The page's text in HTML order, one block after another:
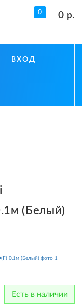
0 0 р.
ВХОД
(Белый)
Есть в наличии